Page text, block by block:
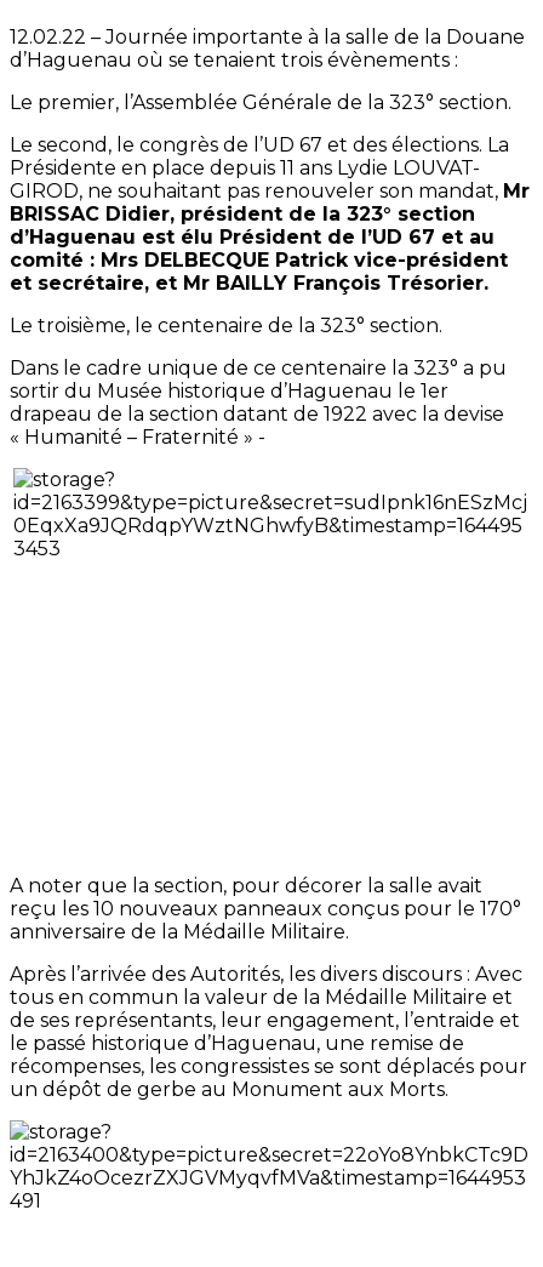
12.02.22 – Journée importante à la salle de la Douane
d’Haguenau où se tenaient trois évènements :
Le premier, l’Assemblée Générale de la 323° section.
Le second, le congrès de l’UD 67 et des élections. La
Présidente en place depuis 11 ans Lydie LOUVAT-
GIROD, ne souhaitant pas renouveler son mandat, Mr
BRISSAC Didier, président de la 323° section
d’Haguenau est élu Président de l’UD 67 et au
comité : Mrs DELBECQUE Patrick vice-président
et secrétaire, et Mr BAILLY François Trésorier.
Le troisième, le centenaire de la 323° section.
Dans le cadre unique de ce centenaire la 323° a pu
sortir du Musée historique d’Haguenau le 1er
drapeau de la section datant de 1922 avec la devise
« Humanité – Fraternité » -
A noter que la section, pour décorer la salle avait
reçu les 10 nouveaux panneaux conçus pour le 170°
anniversaire de la Médaille Militaire.
Après l’arrivée des Autorités, les divers discours : Avec
tous en commun la valeur de la Médaille Militaire et
de ses représentants, leur engagement, l’entraide et
le passé historique d’Haguenau, une remise de
récompenses, les congressistes se sont déplacés pour
un dépôt de gerbe au Monument aux Morts.